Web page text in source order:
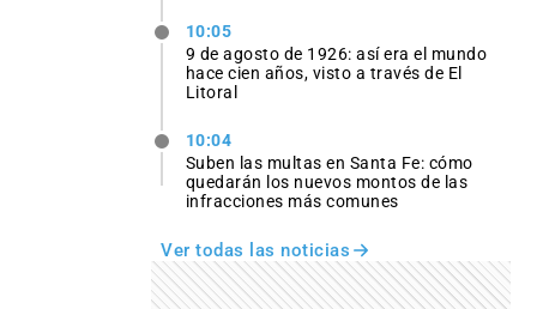
10:05
9 de agosto de 1926: así era el mundo
hace cien años, visto a través de El
Litoral
10:04
Suben las multas en Santa Fe: cómo
quedarán los nuevos montos de las
infracciones más comunes
Ver todas las noticias